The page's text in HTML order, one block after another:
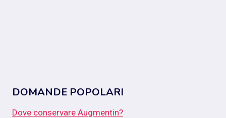
DOMANDE POPOLARI
Dove conservare Augmentin?